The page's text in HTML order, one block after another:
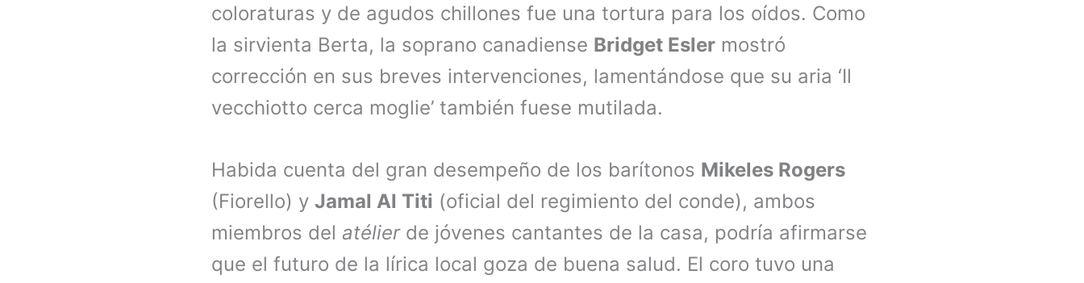
coloraturas y de agudos chillones fue una tortura para los oídos. Como
la sirvienta Berta, la soprano canadiense Bridget Esler mostró
corrección en sus breves intervenciones, lamentándose que su aria ‘Il
vecchiotto cerca moglie’ también fuese mutilada.
Habida cuenta del gran desempeño de los barítonos Mikeles Rogers
(Fiorello) y Jamal Al Titi (oficial del regimiento del conde), ambos
miembros del atélierde jóvenes cantantes de la casa, podría afirmarse
que el futuro de la lírica local goza de buena salud. El coro tuvo una